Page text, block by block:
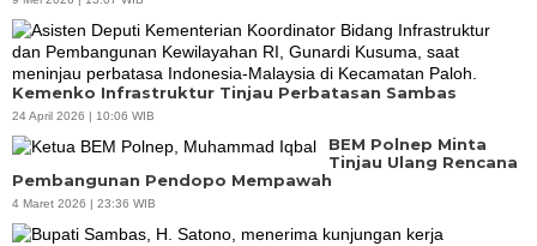
Kemenko Infrastruktur Tinjau Perbatasan Sambas
24 April 2026 | 10:06 WIB
BEM Polnep Minta
Tinjau Ulang Rencana
Pembangunan Pendopo Mempawah
4 Maret 2026 | 23:36 WIB